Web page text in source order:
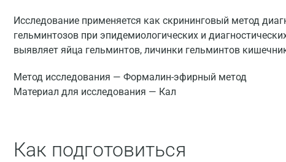
Исследование применяется как скрининговый метод
гельминтозов при эпидемиологических и
выявляет яйца гельминтов, личинки гельминтов
Метод исследования — Формалин-эфирный метод
Материал для исследования — Кал
Как подготовиться